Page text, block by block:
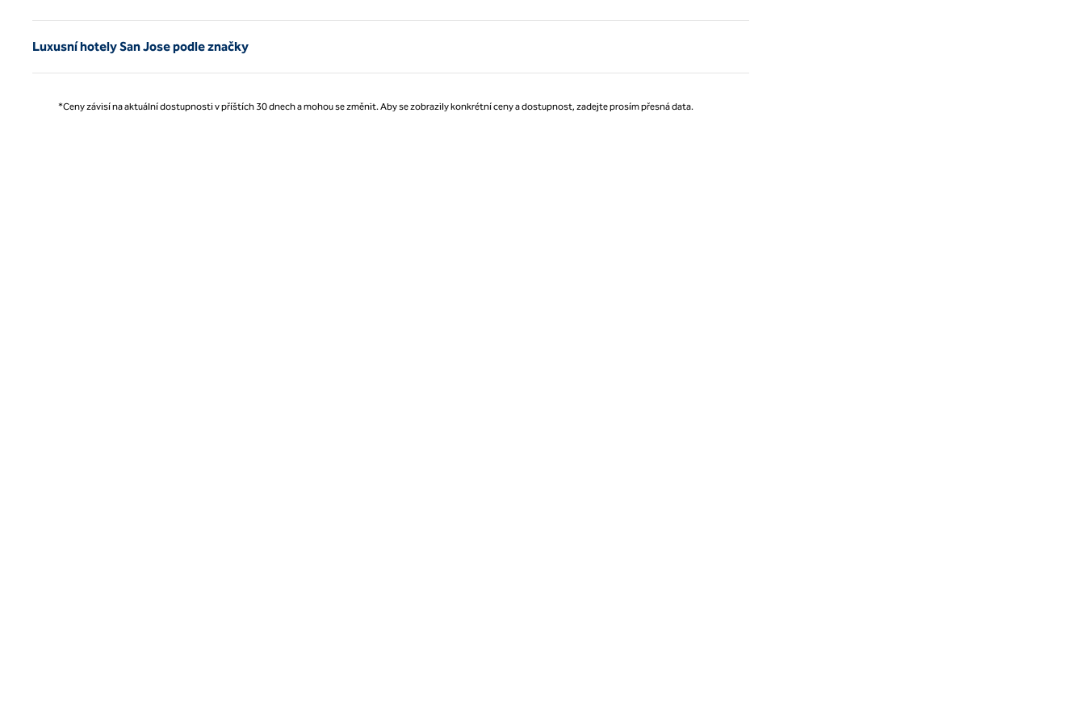
Luxusní hotely San Jose podle značky
*Ceny závisí na aktuální dostupnosti v příštích 30 dnech a mohou se změnit. Aby se zobrazily konkrétní ceny a dostupnost, zadejte prosím přesná data.